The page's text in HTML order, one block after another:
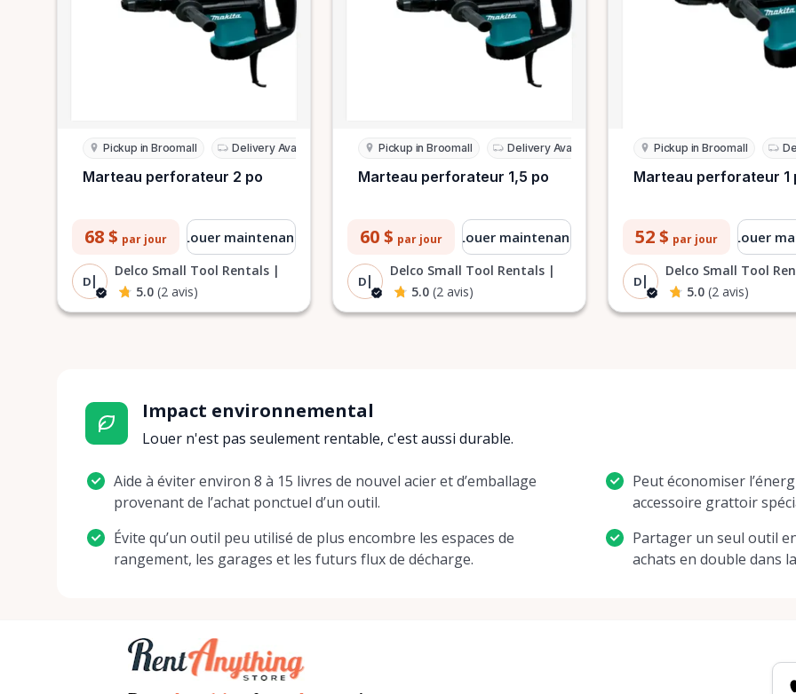
Marteau perforateur 2 po
Pickup in Broomall Delivery Available
68 $ par jour Louer maintenant
D|
Delco Small Tool Rentals |
5.0 (2 avis)
Marteau perforateur 1,5 po
Pickup in Broomall Delivery Available
60 $ par jour Louer maintenant
D|
Delco Small Tool Rentals |
5.0 (2 avis)
Marteau perforateur 1
Pickup in Broomall
52 $ par jour Louer
D|
Delco Small Tool
5.0 (2 avis)
Impact environnemental
Louer n'est pas seulement rentable, c'est aussi durable.
Aide à éviter environ 8 à 15 livres de nouvel acier et d’emballage
provenant de l’achat ponctuel d’un outil.
Peut économiser
accessoire grattoir
Évite qu’un outil peu utilisé de plus encombre les espaces de
rangement, les garages et les futurs flux de décharge.
Partager un seul outil
achats en double dans